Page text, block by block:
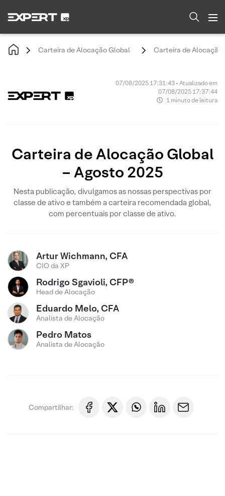
Carteira de Alocação Global Carteira de Alocação
07/08/2025 17:31:43 • Atualizado em
07/08/2025 17:37:44
1 minuto de leitura
Carteira de Alocação Global
– Agosto 2025
Nesta publicação, divulgamos as nossas perspectivas por
classe de ativo e também a carteira recomendada global,
com percentuais por classe de ativo.
Artur Wichmann, CFA
CIO da XP
Rodrigo Sgavioli, CFP®
Head de Alocação
Eduardo Melo, CFA
Analista de Alocação
Pedro Matos
Analista de Alocação
Compartilhar: